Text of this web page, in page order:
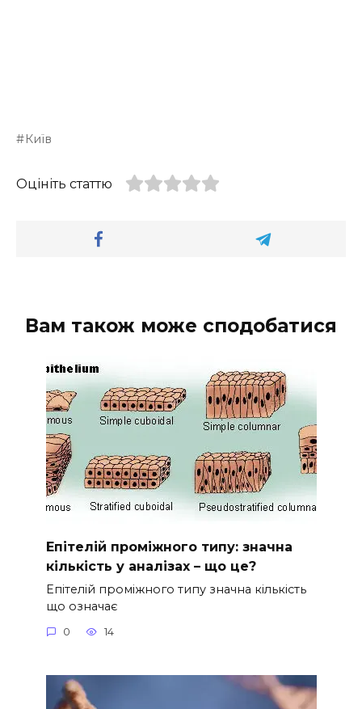
Київ
Оцініть статтю
Вам також може сподобатися
Епітелій проміжного типу: значна
кількість у аналізах – що це?
Епітелій проміжного типу значна кількість
що означає
0 14